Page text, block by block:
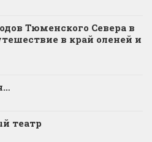
Тюменского Севера в
в край оленей и
театр